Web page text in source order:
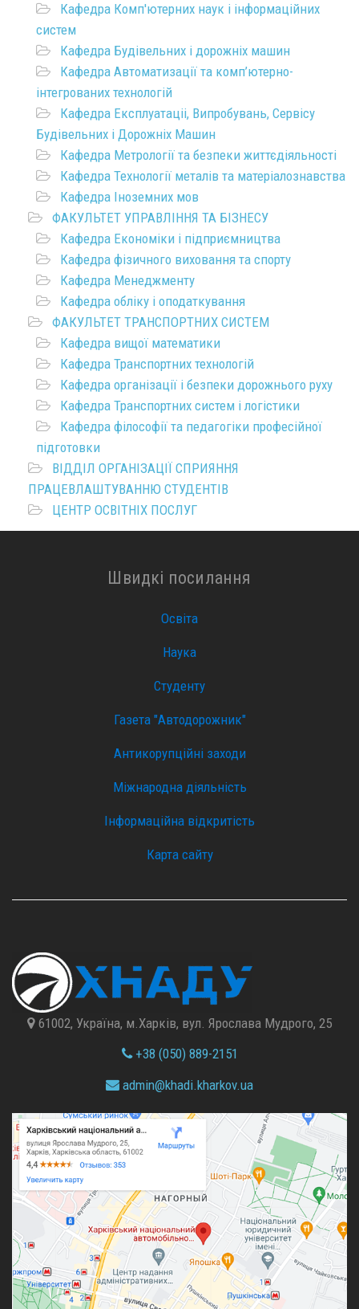
Кафедра Комп'ютерних наук і інформаційних
систем
Кафедра Будівельних і дорожніх машин
Кафедра Автоматизації та комп’ютерно-
інтегрованих технологій
Кафедра Експлуатаціі, Випробувань, Сервісу
Будівельних і Дорожніх Машин
Кафедра Метрології та безпеки життєдіяльності
Кафедра Технології металів та матеріалознавства
Кафедра Іноземних мов
ФАКУЛЬТЕТ УПРАВЛІННЯ ТА БІЗНЕСУ
Кафедра Економіки і підприємництва
Кафедра фізичного виховання та спорту
Кафедра Менеджменту
Кафедра обліку і оподаткування
ФАКУЛЬТЕТ ТРАНСПОРТНИХ СИСТЕМ
Кафедра вищої математики
Кафедра Транспортних технологій
Кафедра організації і безпеки дорожнього руху
Кафедра Транспортних систем і логістики
Кафедра філософії та педагогіки професійної
підготовки
ВІДДІЛ ОРГАНІЗАЦІЇ СПРИЯННЯ
ПРАЦЕВЛАШТУВАННЮ СТУДЕНТІВ
ЦЕНТР ОСВІТНІХ ПОСЛУГ
Швидкі посилання
Освіта
Наука
Студенту
Газета "Автодорожник"
Антикорупційні заходи
Міжнародна діяльність
Інформаційна відкритість
Карта сайту
61002, Україна, м.Харків, вул. Ярослава Мудрого, 25
+38 (050) 889-2151
admin@khadi.kharkov.ua